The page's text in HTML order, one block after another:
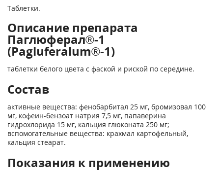
Таблетки.
Описание препарата
Паглюферал®-1
(Pagluferalum®-1)
таблетки белого цвета с фаской и риской по середине.
Состав
активные вещества: фенобарбитал 25 мг, бромизовал 100
мг, кофеин-бензоат натрия 7,5 мг, папаверина
гидрохлорида 15 мг, кальция глюконата 250 мг;
вспомогательные вещества: крахмал картофельный,
кальция стеарат.
Показания к применению